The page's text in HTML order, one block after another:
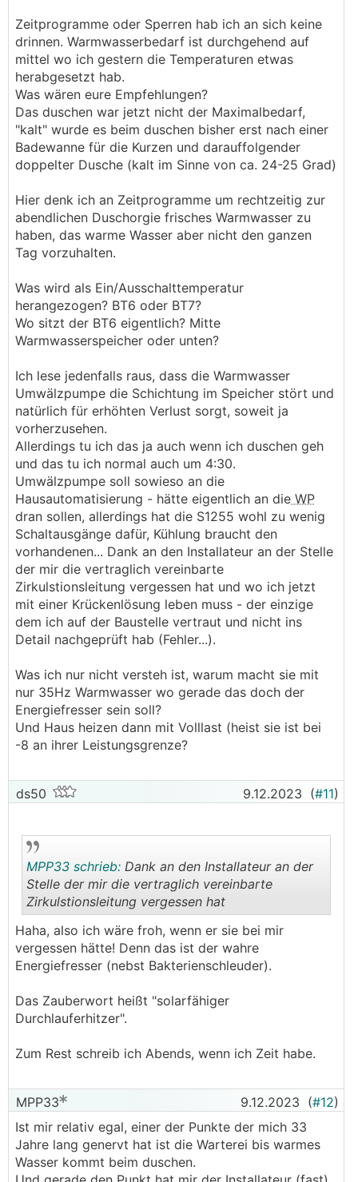
Zeitprogramme oder Sperren hab ich an sich keine
drinnen. Warmwasserbedarf ist durchgehend auf
mittel wo ich gestern die Temperaturen etwas
herabgesetzt hab.
Was wären eure Empfehlungen?
Das duschen war jetzt nicht der Maximalbedarf,
"kalt" wurde es beim duschen bisher erst nach einer
Badewanne für die Kurzen und darauffolgender
doppelter Dusche (kalt im Sinne von ca. 24-25 Grad)
Hier denk ich an Zeitprogramme um rechtzeitig zur
abendlichen Duschorgie frisches Warmwasser zu
haben, das warme Wasser aber nicht den ganzen
Tag vorzuhalten.
Was wird als Ein/Ausschalttemperatur
herangezogen? BT6 oder BT7?
Wo sitzt der BT6 eigentlich? Mitte
Warmwasserspeicher oder unten?
Ich lese jedenfalls raus, dass die Warmwasser
Umwälzpumpe die Schichtung im Speicher stört und
natürlich für erhöhten Verlust sorgt, soweit ja
vorherzusehen.
Allerdings tu ich das ja auch wenn ich duschen geh
und das tu ich normal auch um 4:30.
Umwälzpumpe soll sowieso an die
Hausautomatisierung - hätte eigentlich an die WP
dran sollen, allerdings hat die S1255 wohl zu wenig
Schaltausgänge dafür, Kühlung braucht den
vorhandenen... Dank an den Installateur an der Stelle
der mir die vertraglich vereinbarte
Zirkulstionsleitung vergessen hat und wo ich jetzt
mit einer Krückenlösung leben muss - der einzige
dem ich auf der Baustelle vertraut und nicht ins
Detail nachgeprüft hab (Fehler...).
Was ich nur nicht versteh ist, warum macht sie mit
nur 35Hz Warmwasser wo gerade das doch der
Energiefresser sein soll?
Und Haus heizen dann mit Volllast (heist sie ist bei
-8 an ihrer Leistungsgrenze?
ds50 9.12.2023 (#11)
..
MPP33 schrieb: Dank an den Installateur an der
Stelle der mir die vertraglich vereinbarte
Zirkulstionsleitung vergessen hat
Haha, also ich wäre froh, wenn er sie bei mir
vergessen hätte! Denn das ist der wahre
Energiefresser (nebst Bakterienschleuder).
Das Zauberwort heißt "solarfähiger
Durchlauferhitzer".
Zum Rest schreib ich Abends, wenn ich Zeit habe.
MPP33 9.12.2023 (#12)
Ist mir relativ egal, einer der Punkte der mich 33
Jahre lang genervt hat ist die Warterei bis warmes
Wasser kommt beim duschen.